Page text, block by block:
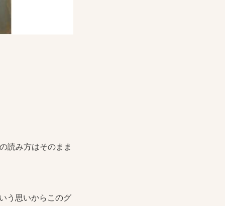
読み方はそのまま
う思いからこのグ